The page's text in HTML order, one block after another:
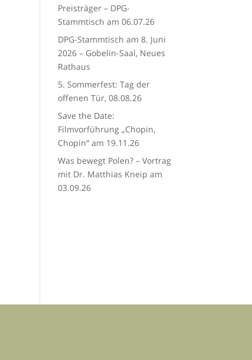
Preisträger – DPG-
Stammtisch am 06.07.26
DPG-Stammtisch am 8. Juni
2026 – Gobelin-Saal, Neues
Rathaus
5. Sommerfest: Tag der
offenen Tür, 08.08.26
Save the Date:
Filmvorführung „Chopin,
Chopin“ am 19.11.26
Was bewegt Polen? – Vortrag
mit Dr. Matthias Kneip am
03.09.26